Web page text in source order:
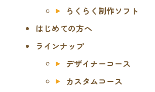
らくらく制作ソフト
はじめての方へ
ラインナップ
デザイナーコース
カスタムコース